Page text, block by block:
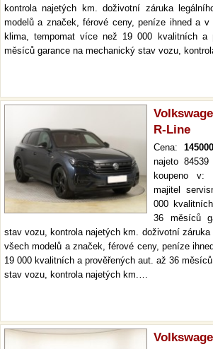
kontrola najetých km. doživotní záruka
modelů a značek, férové ceny, peníze ihned a v
klima, tempomat více než 19 000 kvalitních a
měsíců garance na mechanický stav vozu,
R-Line
Cena:
najeto
koupeno v:
majitel
000
36 měsíců
stav vozu, kontrola najetých km. doživotní
všech modelů a značek, férové ceny, peníze
19 000 kvalitních a prověřených aut. až 36
stav vozu, kontrola najetých km.…